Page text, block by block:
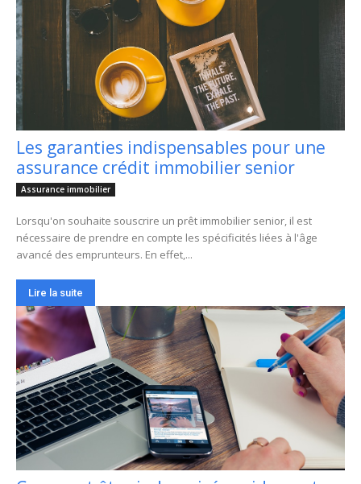
Les garanties indispensables pour une
assurance crédit immobilier senior
Assurance immobilier
Lorsqu'on souhaite souscrire un prêt immobilier senior, il est
nécessaire de prendre en compte les spécificités liées à l'âge
avancé des emprunteurs. En effet,...
Lire la suite